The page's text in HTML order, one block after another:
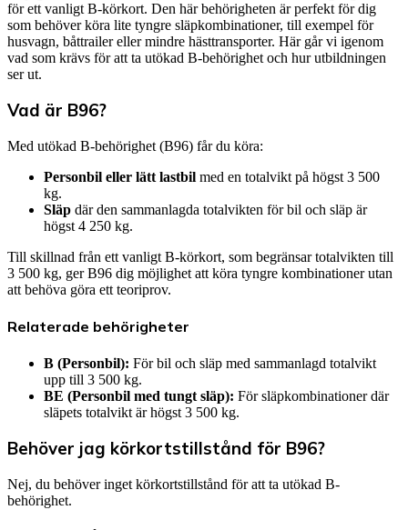
för ett vanligt B-körkort. Den här behörigheten är perfekt för dig
som behöver köra lite tyngre släpkombinationer, till exempel för
husvagn, båttrailer eller mindre hästtransporter. Här går vi igenom
vad som krävs för att ta utökad B-behörighet och hur utbildningen
ser ut.
Vad är B96?
Med utökad B-behörighet (B96) får du köra:
Personbil eller lätt lastbil med en totalvikt på högst 3 500
kg.
Släp där den sammanlagda totalvikten för bil och släp är
högst 4 250 kg.
Till skillnad från ett vanligt B-körkort, som begränsar totalvikten till
3 500 kg, ger B96 dig möjlighet att köra tyngre kombinationer utan
att behöva göra ett teoriprov.
Relaterade behörigheter
B (Personbil): För bil och släp med sammanlagd totalvikt
upp till 3 500 kg.
BE (Personbil med tungt släp): För släpkombinationer där
släpets totalvikt är högst 3 500 kg.
Behöver jag körkortstillstånd för B96?
Nej, du behöver inget körkortstillstånd för att ta utökad B-
behörighet.